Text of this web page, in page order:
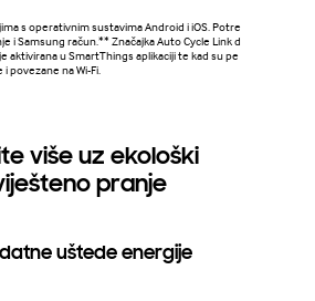
s operativnim sustavima Android i iOS. Potre
i Samsung račun.** Značajka Auto Cycle Link d
aktivirana u SmartThings aplikaciji te kad su pe
povezane na Wi-Fi.
više uz ekološki
pranje
uštede energije